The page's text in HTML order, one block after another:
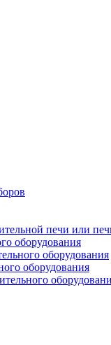
печи или
оборудования
оборудования
оборудования